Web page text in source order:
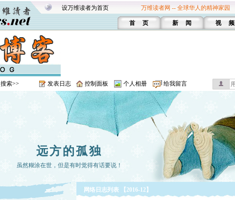
设万维读者为首页 万维读者网 -- 全球华人的精神家园
首 页 新 闻 视 频
搜索>> 发表日志 控制面板 个人相册 给我留言
远方的孤独
虽然糊涂在世，但是有时觉得有话要说！
网络日志列表 【2016-12】